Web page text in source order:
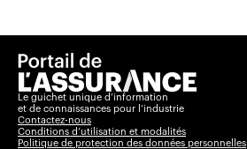
Le guichet unique d’information
et de connaissances pour l’industrie
Contactez-nous
Conditions d’utilisation et modalités
Politique de protection des données personnelles